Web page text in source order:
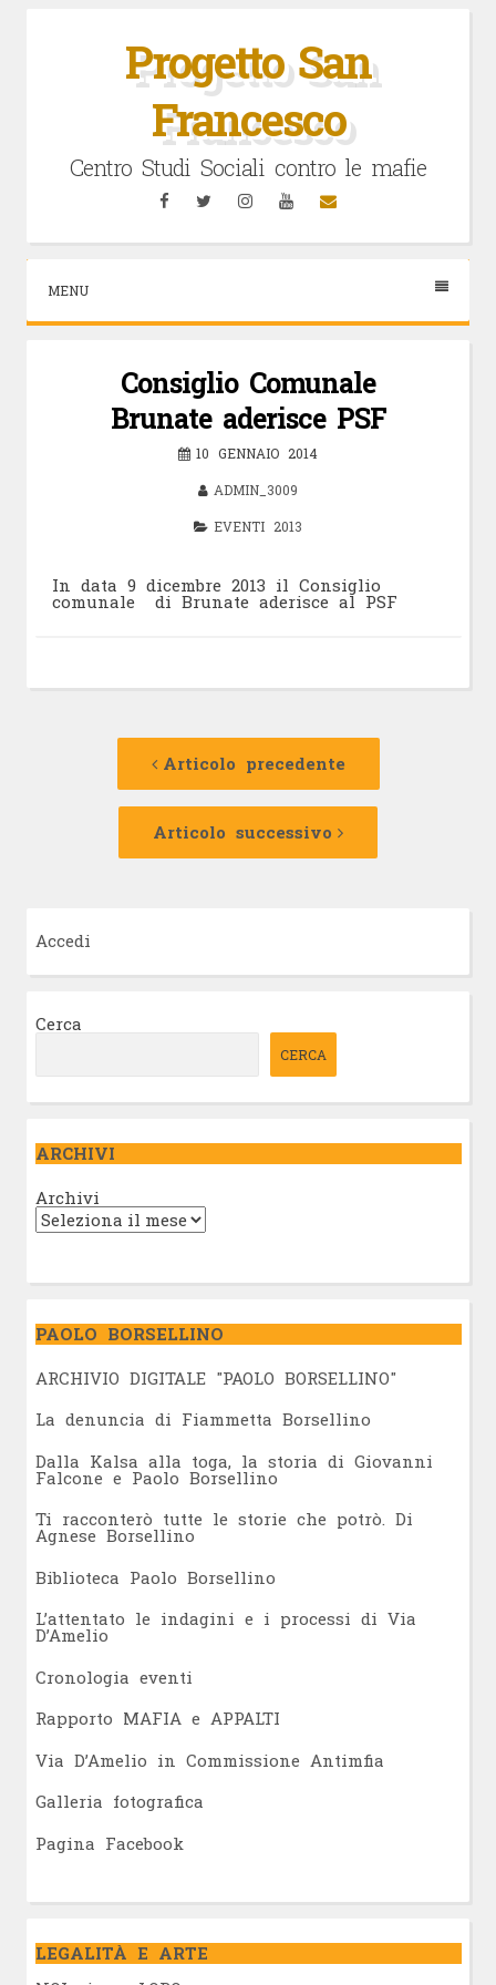
Progetto San
Francesco
Centro Studi Sociali contro le mafie
FacebookTwitterInstagramYouTubeEmail
MENU
Consiglio Comunale
Brunate aderisce PSF
10 GENNAIO 2014
ADMIN_3009
EVENTI 2013
In data 9 dicembre 2013 il Consiglio
comunale di Brunate aderisce al PSF
Navigazione
Articolo precedente
Articolo
Articolo successivo
Articolo
Accedi
Cerca
CERCA
ARCHIVI
Archivi
PAOLO BORSELLINO
ARCHIVIO DIGITALE "PAOLO BORSELLINO"
La denuncia di Fiammetta Borsellino
Dalla Kalsa alla toga, la storia di Giovanni
Falcone e Paolo Borsellino
Ti racconterò tutte le storie che potrò. Di
Agnese Borsellino
Biblioteca Paolo Borsellino
L’attentato le indagini e i processi di Via
D’Amelio
Cronologia eventi
Rapporto MAFIA e APPALTI
Via D’Amelio in Commissione Antimfia
Galleria fotografica
Pagina Facebook
LEGALITÀ E ARTE